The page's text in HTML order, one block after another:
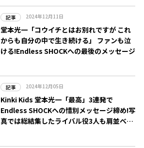
記事 2024年12月11日
堂本光一「コウイチとはお別れですが これ
からも自分の中で生き続ける」 ファンも泣
ける!Endless SHOCKへの最後のメッセージ
記事 2024年12月05日
Kinki Kids 堂本光一「最高」3連発で
Endless SHOCKへの惜別メッセージ締め!写
真では総結集したライバル役3人も肩並べ…